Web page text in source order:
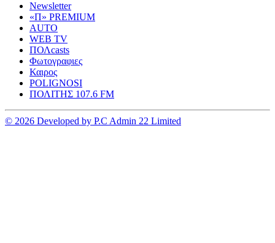
Newsletter
«Π» PREMIUM
AUTO
WEB TV
ΠΟΛcasts
Φωτογραφιες
Καιρος
POLIGNOSI
ΠΟΛΙΤΗΣ 107.6 FM
© 2026 Developed by P.C Admin 22 Limited